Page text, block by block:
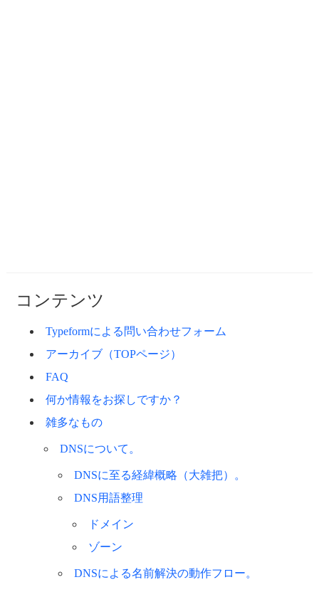
コンテンツ
Typeformによる問い合わせフォーム
アーカイブ（TOPページ）
FAQ
何か情報をお探しですか？
雑多なもの
DNSについて。
DNSに至る経緯概略（大雑把）。
DNS用語整理
ドメイン
ゾーン
DNSによる名前解決の動作フロー。